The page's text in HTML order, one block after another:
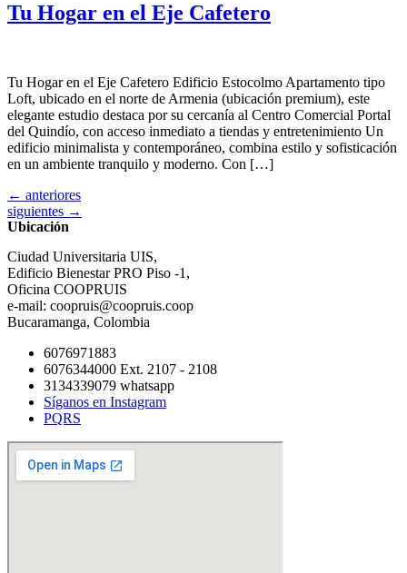
Tu Hogar en el Eje Cafetero
Tu Hogar en el Eje Cafetero Edificio Estocolmo Apartamento tipo
Loft, ubicado en el norte de Armenia (ubicación premium), este
elegante estudio destaca por su cercanía al Centro Comercial Portal
del Quindío, con acceso inmediato a tiendas y entretenimiento Un
edificio minimalista y contemporáneo, combina estilo y sofisticación
en un ambiente tranquilo y moderno. Con […]
← anteriores
siguientes →
Ubicación
Ciudad Universitaria UIS,
Edificio Bienestar PRO Piso -1,
Oficina COOPRUIS
e-mail: coopruis@coopruis.coop
Bucaramanga, Colombia
6076971883
6076344000 Ext. 2107 - 2108
3134339079 whatsapp
Síganos en Instagram
PQRS